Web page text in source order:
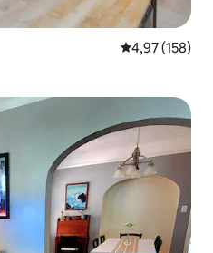
4,97 av 5 i
4,97 (158)